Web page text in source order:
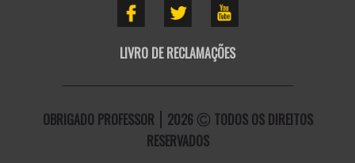
LIVRO DE RECLAMAÇÕES
OBRIGADO PROFESSOR 2026
TODOS OS DIREITOS
RESERVADOS